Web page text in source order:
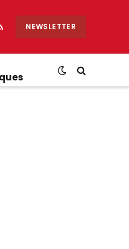
NEWSLETTER